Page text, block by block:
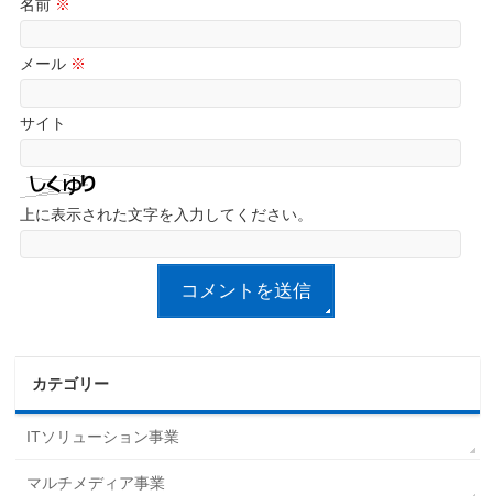
名前 ※
メール ※
サイト
上に表示された文字を入力してください。
カテゴリー
ITソリューション事業
マルチメディア事業